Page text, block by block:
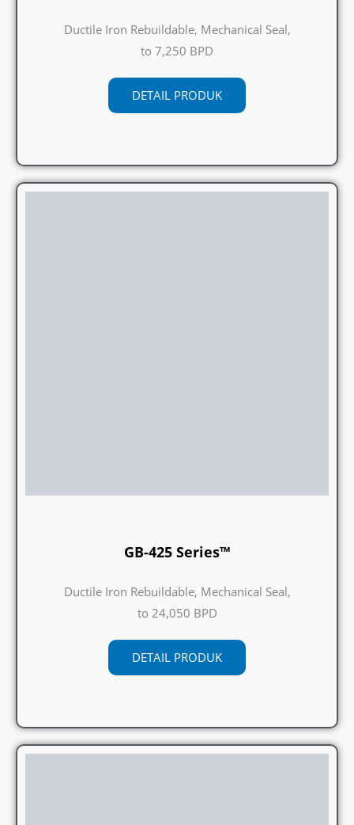
Ductile Iron Rebuildable, Mechanical Seal,
to 7,250 BPD
DETAIL PRODUK
GB-425 Series™
Ductile Iron Rebuildable, Mechanical Seal,
to 24,050 BPD
DETAIL PRODUK